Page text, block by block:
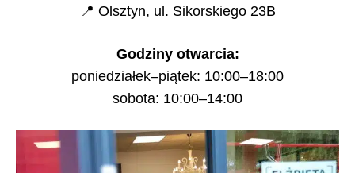
📍 Olsztyn, ul. Sikorskiego 23B
Godziny otwarcia:
poniedziałek–piątek: 10:00–18:00
sobota: 10:00–14:00